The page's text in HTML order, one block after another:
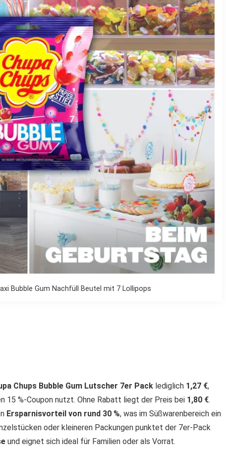
Bubble Gum Nachfüll Beutel mit 7 Lollipops
Chups Bubble Gum Lutscher 7er Pack lediglich 1,27 €,
15 %-Coupon nutzt. Ohne Rabatt liegt der Preis bei 1,80 €.
Ersparnisvorteil von rund 30 %, was im Süßwarenbereich ein
oder kleineren Packungen punktet der 7er-Pack
und eignet sich ideal für Familien oder als Vorrat.